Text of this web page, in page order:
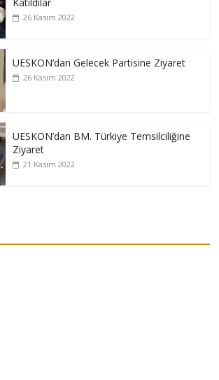
26 Kasım 2022
UESKON’dan Gelecek Partisine Ziyaret
26 Kasım 2022
UESKON’dan BM. Türkiye Temsilciliğine
Ziyaret
21 Kasım 2022